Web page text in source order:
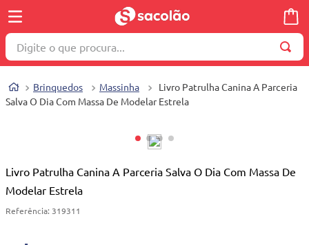
Digite o que procura...
Brinquedos Massinha
Livro Patrulha Canina A Parceria
Salva O Dia Com Massa De Modelar Estrela
Livro Patrulha Canina A Parceria Salva O Dia Com Massa De
Modelar Estrela
Referência: 319311
1
º
4º
toalha